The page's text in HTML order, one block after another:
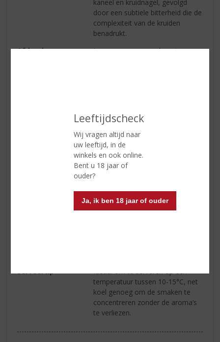
Leeftijdscheck
Wij vragen altijd naar
uw leeftijd, in de
winkels en ook online.
Bent u 18 jaar of
ouder?
Ja, ik ben 18 jaar of ouder
kaneel en kruidnagel, gevolgd
door een subtiele bitterheid die de
complexiteit van de kruiden
benadrukt.
Afdronk
Lang en verwarmend, met een
langzaam vervaagt.
Leverings Ossenkamper
kruidenlikeur kan puur gedronken
worden voor de volledige
smaakervaring, eventueel met
een ijsblokje om de intensiteit iets
ideaal als digestief na een
maaltijd en combineert uitstekend
met een stukje pure chocolade of
Serveertip
Ideaal om te serveren op een
temperatuur tussen 10-15°C, net
koel genoeg om de smaken te
concentreren zonder de aroma’s
te verliezen.